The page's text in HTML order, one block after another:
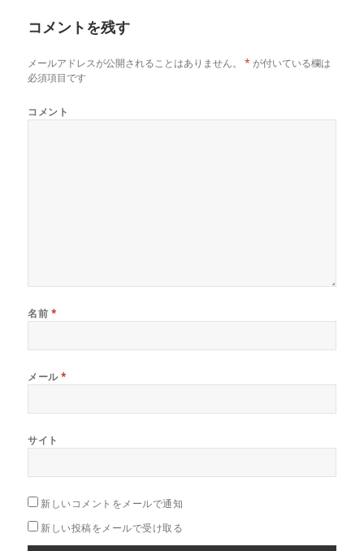
コメントを残す
メールアドレスが公開されることはありません。 * が付いている欄は
必須項目です
コメント
名前 *
メール*
サイト
新しいコメントをメールで通知
新しい投稿をメールで受け取る